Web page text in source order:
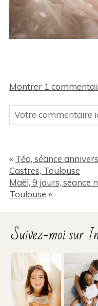
Montrer 1
Votre commentaire
Ajouter un commentaire
« Téo, séance
Castres, Toulouse
Maël, 9 jours, séance
Toulouse »
Suivez-moi sur